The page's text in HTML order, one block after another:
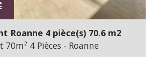
Roanne 4 pièce(s) 70.6 m2
4 Pièces - Roanne